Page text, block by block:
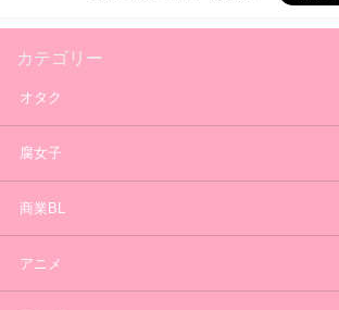
カテゴリー
オタク
腐女子
商業BL
アニメ